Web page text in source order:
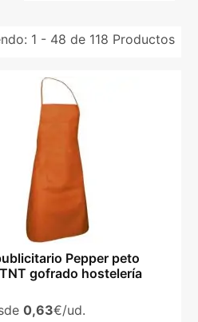
1 - 48 de 118 Productos
Pepper peto
gofrado hostelería
0,63€/ud.